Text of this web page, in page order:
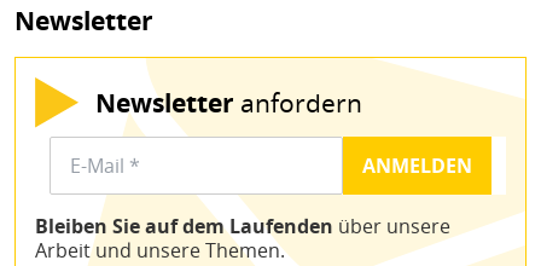
Newsletter
Newsletter anfordern
Bleiben Sie auf dem Laufenden über unsere
Arbeit und unsere Themen.